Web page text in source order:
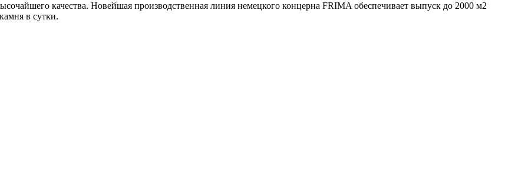
качества. Новейшая производственная линия немецкого концерна FRIMA обеспечивает выпуск до 2000 м2
в сутки.